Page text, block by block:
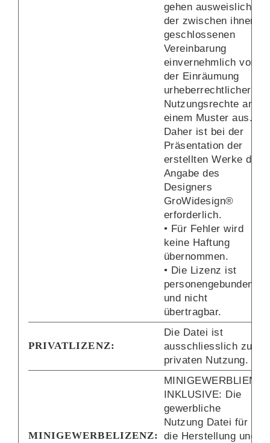
gehen ausweislich
der zwischen ihnen
geschlossenen
Vereinbarung
einvernehmlich von
der Einräumung
urheberrechtlicher
Nutzungsrechte an
einem Muster aus.
Daher ist bei der
Präsentation der
erstellten Werke die
Angabe des
Designers
GroWidesign®
erforderlich.
• Für Fehler wird
keine Haftung
übernommen.
• Die Lizenz ist
personengebunden
und nicht
übertragbar.
PRIVATLIZENZ:
Die Datei ist
ausschliesslich zur
privaten Nutzung.
MINIGEWERBELIZENZ:
MINIGEWERBLIENZ
INKLUSIVE: Die
gewerbliche
Nutzung Datei für
die Herstellung und